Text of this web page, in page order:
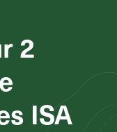
2
ISA